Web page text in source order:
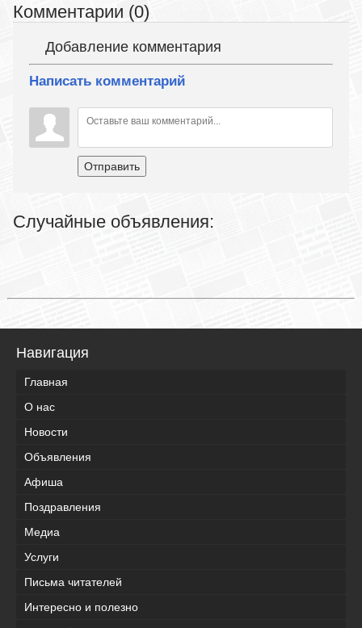
Комментарии (0)
Добавление комментария
Написать комментарий
Отправить
Случайные объявления:
Навигация
Главная
О нас
Новости
Объявления
Афиша
Поздравления
Медиа
Услуги
Письма читателей
Интересно и полезно